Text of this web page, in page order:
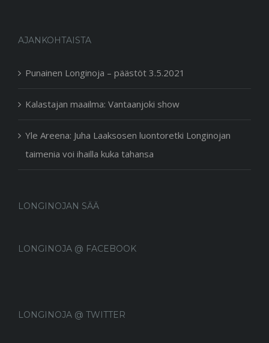
AJANKOHTAISTA
Punainen Longinoja – päästöt 3.5.2021
Kalastajan maailma: Vantaanjoki show
Yle Areena: Juha Laaksosen luontoretki Longinojan
taimenia voi ihailla kuka tahansa
LONGINOJAN SÄÄ
LONGINOJA @ FACEBOOK
LONGINOJA @ TWITTER